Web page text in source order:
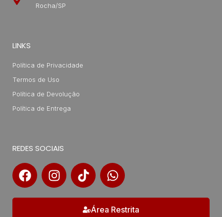
Rocha/SP
LINKS
Política de Privacidade
Termos de Uso
Política de Devolução
Política de Entrega
REDES SOCIAIS
Área Restrita